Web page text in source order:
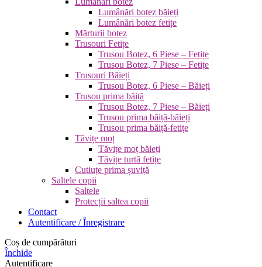
Lumânări botez băieți
Lumânări botez fetițe
Mărturii botez
Trusouri Fetițe
Trusou Botez, 6 Piese – Fetițe
Trusou Botez, 7 Piese – Fetițe
Trusouri Băieți
Trusou Botez, 6 Piese – Băieți
Trusou prima băiță
Trusou Botez, 7 Piese – Băieți
Trusou prima băiță-băieți
Trusou prima băiță-fetițe
Tăvițe moț
Tăvițe moț băieți
Tăvițe turtă fetițe
Cutiuțe prima șuviță
Saltele copii
Saltele
Protecții saltea copii
Contact
Autentificare / Înregistrare
Coș de cumpărături
Închide
Autentificare